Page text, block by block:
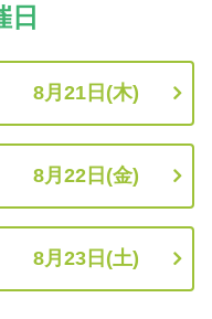
日
8月21日(木)
8月22日(金)
8月23日(土)